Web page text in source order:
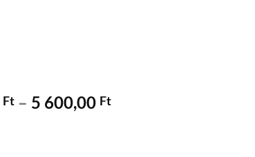
Ft – 5 600,00 FtÁrtartomány: